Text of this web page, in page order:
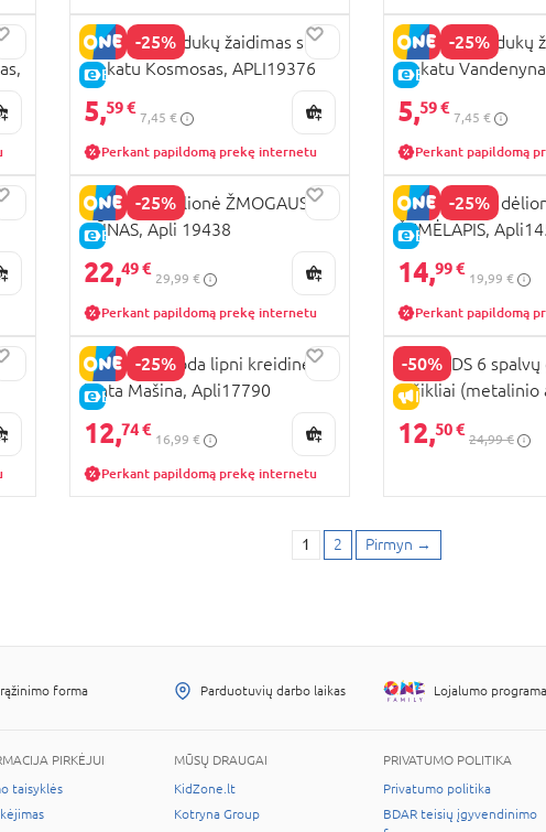
-25%
E-KAINA
APLI KIDS lipdukų žaidimas su
plakatu Kosmosas, APLI19376
5,59 €
7,45 €
Perkant papildomą prekę internetu
-25%
E-KAINA
APLI KIDS lipdukų
plakatu
5,59 €
7,45 €
Perkant papildomą
-25%
E-KAINA
APLI KIDS dėlionė ŽMOGAUS
KŪNAS, Apli 19438
22,49 €
29,99 €
Perkant papildomą prekę internetu
-25%
E-KAINA
APLI KIDS XL
ŽEMĖLAPIS,
14,99 €
19,99 €
Perkant papildomą
-25%
E-KAINA
APLI KIDS juoda lipni kreidinė
lenta Mašina, Apli17790
12,74 €
16,99 €
Perkant papildomą prekę internetu
-50%
IŠPARDAVIMAS
APLI KIDS 6
rašikliai (metalinio
APLI19253
12,50 €
24,99 €
1 2 Pirmyn →
forma Parduotuvių darbo laikas Lojalumo programa
PIRKĖJUI
taisyklės
MŪSŲ DRAUGAI
KidZone.lt
Kotryna Group
PRIVATUMO POLITIKA
Privatumo politika
BDAR teisių įgyvendinimo